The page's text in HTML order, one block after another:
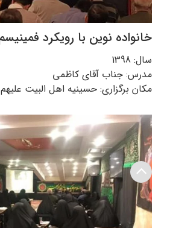
خانواده نوین با رویکرد
سال: 1398
مدرس: جناب آقای کاظمی
مکان برگزاری: حسینیه اهل البیت علیهم